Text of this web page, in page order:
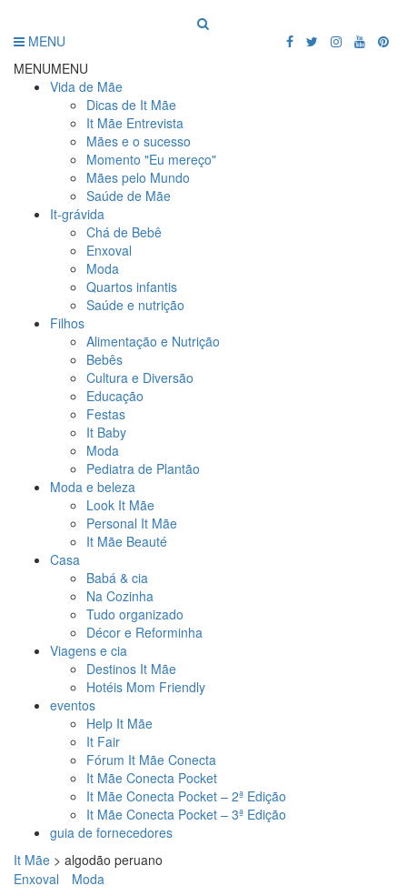
MENU
MENUMENU
Vida de Mãe
Dicas de It Mãe
It Mãe Entrevista
Mães e o sucesso
Momento "Eu mereço"
Mães pelo Mundo
Saúde de Mãe
It-grávida
Chá de Bebê
Enxoval
Moda
Quartos infantis
Saúde e nutrição
Filhos
Alimentação e Nutrição
Bebês
Cultura e Diversão
Educação
Festas
It Baby
Moda
Pediatra de Plantão
Moda e beleza
Look It Mãe
Personal It Mãe
It Mãe Beauté
Casa
Babá & cia
Na Cozinha
Tudo organizado
Décor e Reforminha
Viagens e cia
Destinos It Mãe
Hotéis Mom Friendly
eventos
Help It Mãe
It Fair
Fórum It Mãe Conecta
It Mãe Conecta Pocket
It Mãe Conecta Pocket – 2ª Edição
It Mãe Conecta Pocket – 3ª Edição
guia de fornecedores
It Mãe > algodão peruano
Enxoval
Moda